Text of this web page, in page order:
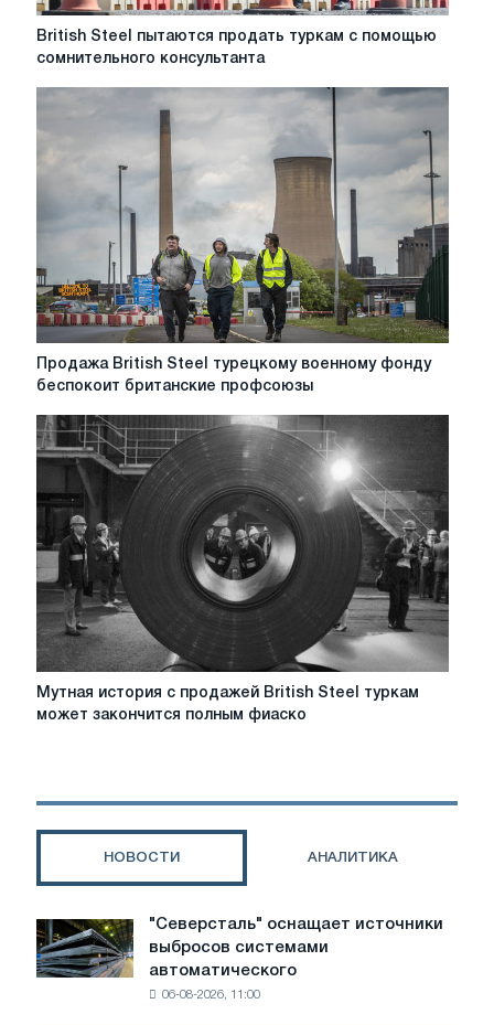
British
продать
помощью
сомнительного
консультанта
British Steel пытаются продать туркам с помощью
сомнительного консультанта
Продажа
British
турецкому
военному
фонду
беспокоит
британские
профсоюзы
Продажа British Steel турецкому военному фонду
беспокоит британские профсоюзы
Мутная
история
Steel
полным
Мутная история с продажей British Steel туркам
может закончится полным фиаско
НОВОСТИ АНАЛИТИКА
"Северсталь"
оснащает
источники
"Северсталь" оснащает источники
выбросов системами
автоматического
06-08-2026, 11:00